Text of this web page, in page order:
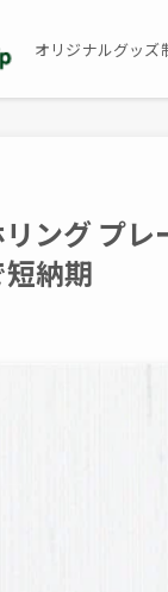
オリジナルグッズ
ング プ
納期